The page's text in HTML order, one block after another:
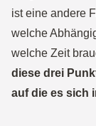
ist eine andere
welche
welche Zeit
diese drei
auf die es sich